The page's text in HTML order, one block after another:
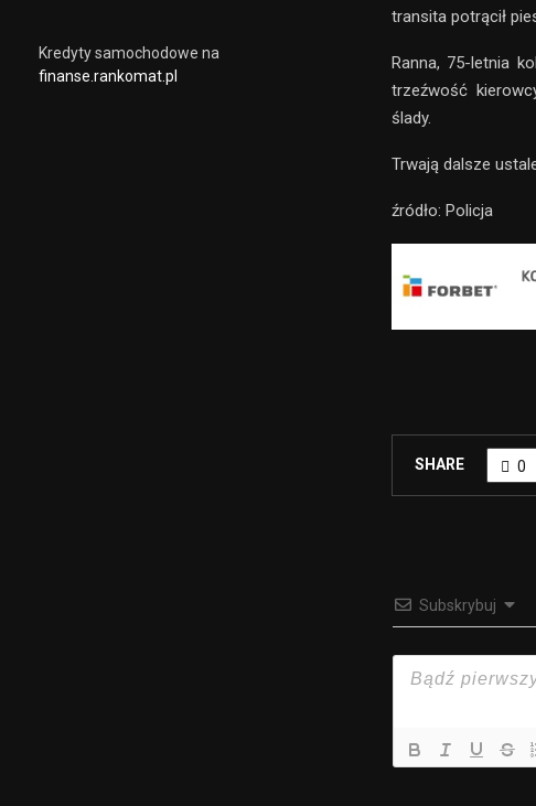
transita potrącił
Ranna, 75-letnia
trzeźwość
ślady.
Trwają dalsze
źródło: Policja
SHARE 0
Subskrybuj
Kredyty samochodowe na
finanse.rankomat.pl